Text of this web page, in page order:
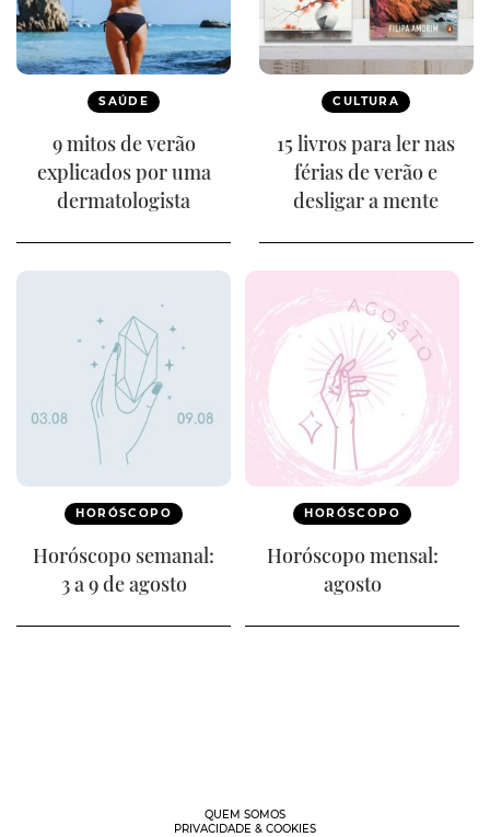
SAÚDE
9 mitos de verão
explicados por uma
dermatologista
CULTURA
15 livros para ler nas
férias de verão e
desligar a mente
HORÓSCOPO
Horóscopo semanal:
3 a 9 de agosto
HORÓSCOPO
Horóscopo mensal:
agosto
QUEM SOMOS
PRIVACIDADE & COOKIES